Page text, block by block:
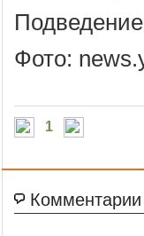
Фото:
1
Комментарии